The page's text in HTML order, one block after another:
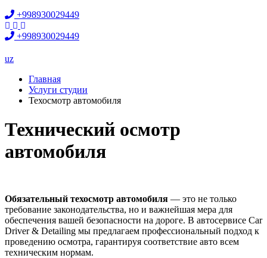
+998930029449
+998930029449
uz
Главная
Услуги студии
Техосмотр автомобиля
Технический осмотр
автомобиля
Обязательный техосмотр автомобиля — это не только
требование законодательства, но и важнейшая мера для
обеспечения вашей безопасности на дороге. В автосервисе Car
Driver & Detailing мы предлагаем профессиональный подход к
проведению осмотра, гарантируя соответствие авто всем
техническим нормам.